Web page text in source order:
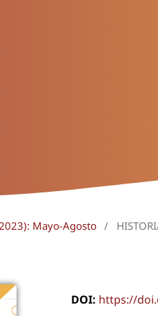
Mayo-Agosto /
DOI: https://